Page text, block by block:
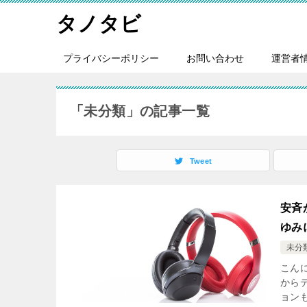
タノタビ
プライバシーポリシー お問い合わせ 運営者
「未分類」の記事一覧
Tweet
安斉
ゆみ
未分
こん
から
ョン